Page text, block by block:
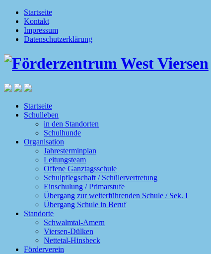
Startseite
Kontakt
Impressum
Datenschutzerklärung
Startseite
Schulleben
in den Standorten
Schulhunde
Organisation
Jahresterminplan
Leitungsteam
Offene Ganztagsschule
Schulpflegschaft / Schülervertretung
Einschulung / Primarstufe
Übergang zur weiterführenden Schule / Sek. I
Übergang Schule in Beruf
Standorte
Schwalmtal-Amern
Viersen-Dülken
Nettetal-Hinsbeck
Förderverein